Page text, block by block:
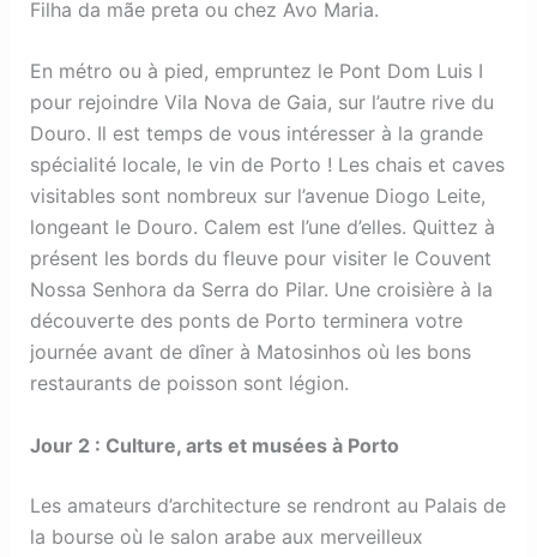
Filha da mãe preta ou chez Avo Maria.
En métro ou à pied, empruntez le Pont Dom Luis I
pour rejoindre Vila Nova de Gaia, sur l’autre rive du
Douro. Il est temps de vous intéresser à la grande
spécialité locale, le vin de Porto ! Les chais et caves
visitables sont nombreux sur l’avenue Diogo Leite,
longeant le Douro. Calem est l’une d’elles. Quittez à
présent les bords du fleuve pour visiter le Couvent
Nossa Senhora da Serra do Pilar. Une croisière à la
découverte des ponts de Porto terminera votre
journée avant de dîner à Matosinhos où les bons
restaurants de poisson sont légion.
Jour 2 : Culture, arts et musées à Porto
Les amateurs d’architecture se rendront au Palais de
la bourse où le salon arabe aux merveilleux